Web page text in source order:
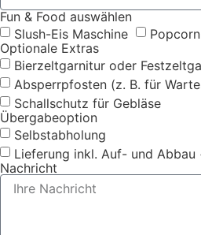
Fun & Food auswählen
Slush-Eis Maschine
Optionale Extras
Bierzeltgarnitur oder
Absperrpfosten (z. B. für
Schallschutz für Gebläse
Übergabeoption
Selbstabholung
Lieferung inkl. Auf- und
Nachricht